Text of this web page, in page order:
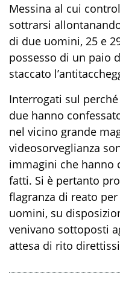
Messina al cui
sottrarsi
di due uomini, 25 e
possesso di un paio
staccato
Interrogati sul
due hanno
nel vicino grande
videosorveglianza
immagini che hanno
fatti. Si è pertanto
flagranza di reato
uomini, su
venivano sottoposti
attesa di rito